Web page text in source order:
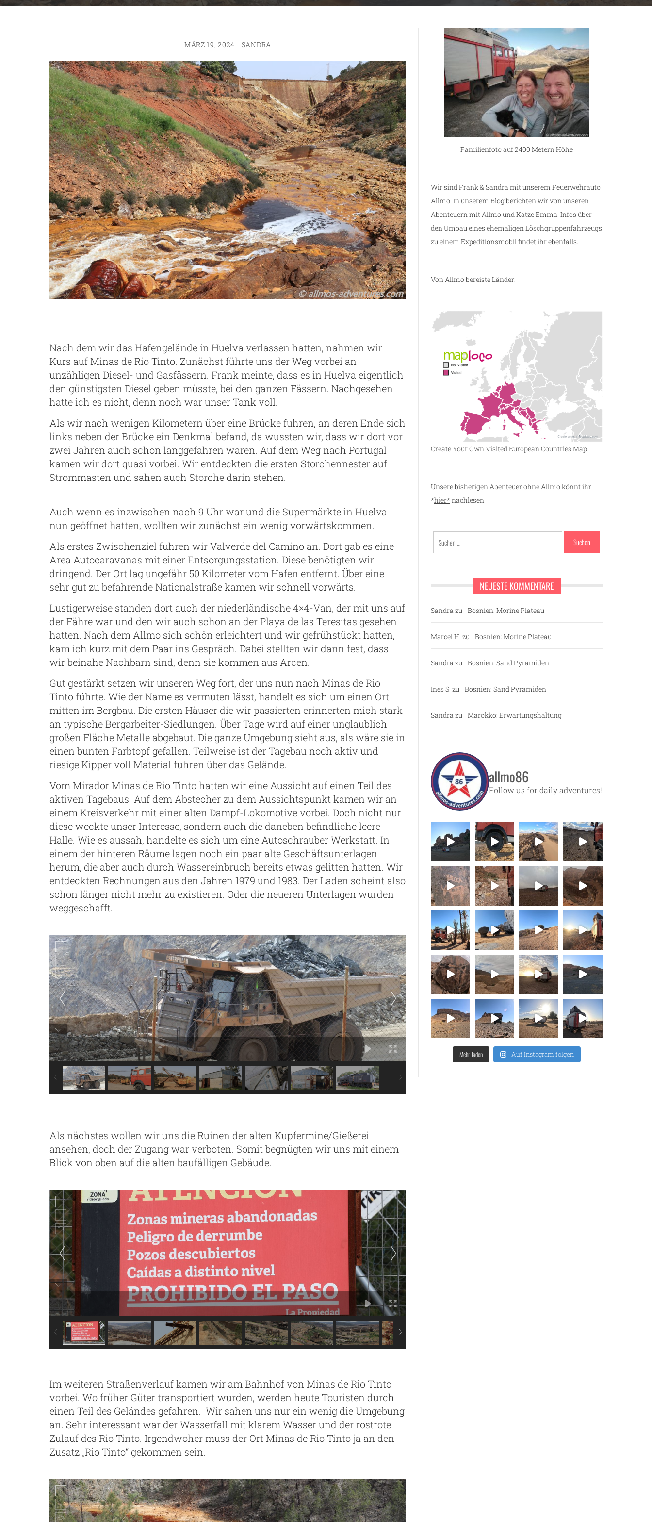
MÄRZ 19, 2024 SANDRA
Nach dem wir das Hafengelände in Huelva verlassen hatten, nahmen wir
Kurs auf Minas de Rio Tinto. Zunächst führte uns der Weg vorbei an
unzähligen Diesel- und Gasfässern. Frank meinte, dass es in Huelva eigentlich
den günstigsten Diesel geben müsste, bei den ganzen Fässern. Nachgesehen
hatte ich es nicht, denn noch war unser Tank voll.
Als wir nach wenigen Kilometern über eine Brücke fuhren, an deren Ende sich
links neben der Brücke ein Denkmal befand, da wussten wir, dass wir dort vor
zwei Jahren auch schon langgefahren waren. Auf dem Weg nach Portugal
kamen wir dort quasi vorbei. Wir entdeckten die ersten Storchennester auf
Strommasten und sahen auch Storche darin stehen.
Auch wenn es inzwischen nach 9 Uhr war und die Supermärkte in Huelva
nun geöffnet hatten, wollten wir zunächst ein wenig vorwärtskommen.
Als erstes Zwischenziel fuhren wir Valverde del Camino an. Dort gab es eine
Area Autocaravanas mit einer Entsorgungsstation. Diese benötigten wir
dringend. Der Ort lag ungefähr 50 Kilometer vom Hafen entfernt. Über eine
sehr gut zu befahrende Nationalstraße kamen wir schnell vorwärts.
Lustigerweise standen dort auch der niederländische 4×4-Van, der mit uns auf
der Fähre war und den wir auch schon an der Playa de las Teresitas gesehen
hatten. Nach dem Allmo sich schön erleichtert und wir gefrühstückt hatten,
kam ich kurz mit dem Paar ins Gespräch. Dabei stellten wir dann fest, dass
wir beinahe Nachbarn sind, denn sie kommen aus Arcen.
Gut gestärkt setzen wir unseren Weg fort, der uns nun nach Minas de Rio
Tinto führte. Wie der Name es vermuten lässt, handelt es sich um einen Ort
mitten im Bergbau. Die ersten Häuser die wir passierten erinnerten mich stark
an typische Bergarbeiter-Siedlungen. Über Tage wird auf einer unglaublich
großen Fläche Metalle abgebaut. Die ganze Umgebung sieht aus, als wäre sie in
einen bunten Farbtopf gefallen. Teilweise ist der Tagebau noch aktiv und
riesige Kipper voll Material fuhren über das Gelände.
Vom Mirador Minas de Rio Tinto hatten wir eine Aussicht auf einen Teil des
aktiven Tagebaus. Auf dem Abstecher zu dem Aussichtspunkt kamen wir an
einem Kreisverkehr mit einer alten Dampf-Lokomotive vorbei. Doch nicht nur
diese weckte unser Interesse, sondern auch die daneben befindliche leere
Halle. Wie es aussah, handelte es sich um eine Autoschrauber Werkstatt. In
einem der hinteren Räume lagen noch ein paar alte Geschäftsunterlagen
herum, die aber auch durch Wassereinbruch bereits etwas gelitten hatten. Wir
entdeckten Rechnungen aus den Jahren 1979 und 1983. Der Laden scheint also
schon länger nicht mehr zu existieren. Oder die neueren Unterlagen wurden
weggeschafft.
Als nächstes wollen wir uns die Ruinen der alten Kupfermine/Gießerei
ansehen, doch der Zugang war verboten. Somit begnügten wir uns mit einem
Blick von oben auf die alten baufälligen Gebäude.
Im weiteren Straßenverlauf kamen wir am Bahnhof von Minas de Rio Tinto
vorbei. Wo früher Güter transportiert wurden, werden heute Touristen durch
einen Teil des Geländes gefahren. Wir sahen uns nur ein wenig die Umgebung
an. Sehr interessant war der Wasserfall mit klarem Wasser und der rostrote
Zulauf des Rio Tinto. Irgendwoher muss der Ort Minas de Rio Tinto ja an den
Zusatz „Rio Tinto“ gekommen sein.
Familienfoto auf 2400 Metern Höhe
Wir sind Frank & Sandra mit unserem Feuerwehrauto
Allmo. In unserem Blog berichten wir von unseren
Abenteuern mit Allmo und Katze Emma. Infos über
den Umbau eines ehemaligen Löschgruppenfahrzeugs
zu einem Expeditionsmobil findet ihr ebenfalls.
Von Allmo bereiste Länder:
Create Your Own Visited European Countries Map
Unsere bisherigen Abenteuer ohne Allmo könnt ihr
*hier* nachlesen.
Suchen
nach:
NEUESTE KOMMENTARE
Sandra zu Bosnien: Morine Plateau
Marcel H. zu Bosnien: Morine Plateau
Sandra zu Bosnien: Sand Pyramiden
Ines S. zu Bosnien: Sand Pyramiden
Sandra zu Marokko: Erwartungshaltung
allmo86
Follow us for daily adventures!
Mehr laden Auf Instagram folgen